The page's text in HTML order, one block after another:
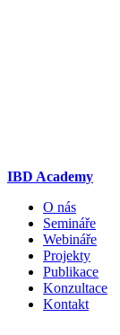
IBD Academy
O nás
Semináře
Webináře
Projekty
Publikace
Konzultace
Kontakt